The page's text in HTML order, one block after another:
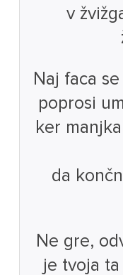
v
Naj faca
poprosi
ker
da
Ne gre,
je tvoja